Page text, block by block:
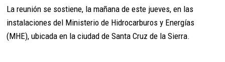
La reunión se sostiene, la mañana de este jueves, en las
instalaciones del Ministerio de Hidrocarburos y Energías
(MHE), ubicada en la ciudad de Santa Cruz de la Sierra.